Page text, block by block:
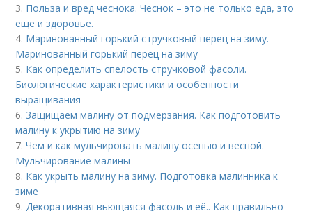
3. Польза и вред чеснока. Чеснок – это не только еда, это
еще и здоровье.
4. Маринованный горький стручковый перец на зиму.
Маринованный горький перец на зиму
5. Как определить спелость стручковой фасоли.
Биологические характеристики и особенности
выращивания
6.Защищаем малину от подмерзания. Как подготовить
малину к укрытию на зиму
7.Чем и как мульчировать малину осенью и весной.
Мульчирование малины
8. Как укрыть малину на зиму. Подготовка малинника к
зиме
9. Декоративная вьющаяся фасоль и её.. Как правильно